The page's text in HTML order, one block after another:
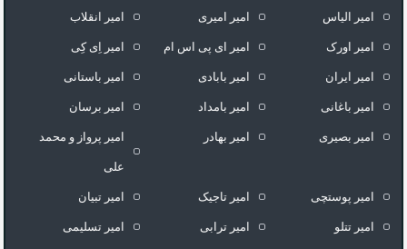
امیر الیاس امیر امیری امیر انقلاب
امیر اورک امیر ای پی اس ام امیر اِی کِی
امیر ایران امیر بابادی امیر باستانی
امیر باغانی امیر بامداد امیر برسان
امیر بصیری امیر بهادر امیر پرواز و محمد
علی
امیر پوستچی امیر تاجیک امیر تبیان
امیر تتلو امیر ترابی امیر تسلیمی